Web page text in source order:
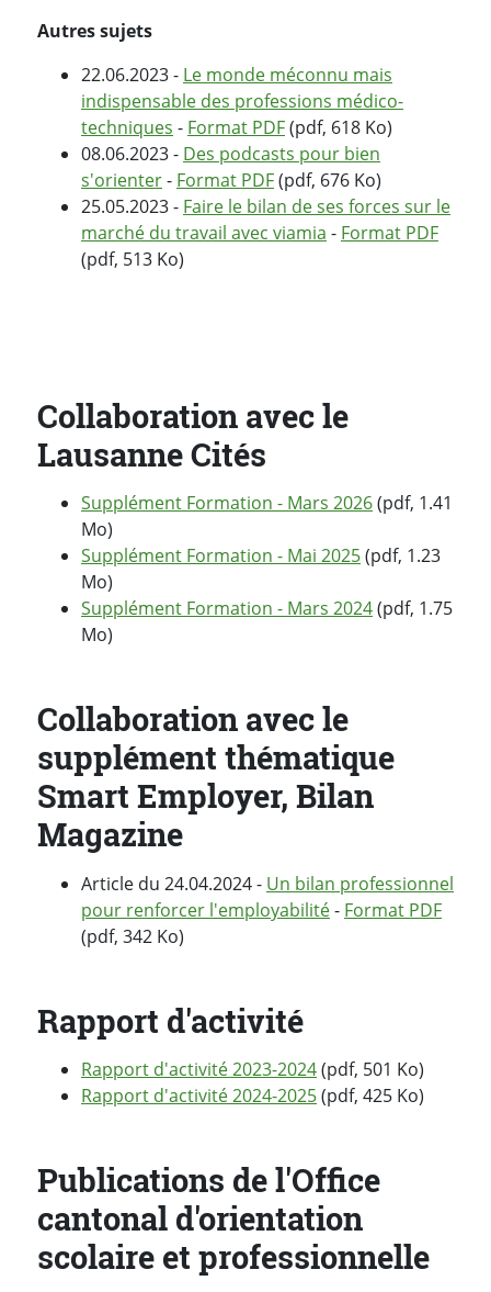
Autres sujets
22.06.2023 - Le monde méconnu mais
indispensable des professions médico-
techniques - Format PDF(pdf, 618 Ko)
08.06.2023 - Des podcasts pour bien
s'orienter- Format PDF(pdf, 676 Ko)
25.05.2023 - Faire le bilan de ses forces sur le
marché du travail avec viamia - Format PDF
(pdf, 513 Ko)
Collaboration avec le
Lausanne Cités
Supplément Formation - Mars 2026(pdf, 1.41
Mo)
Supplément Formation - Mai 2025(pdf, 1.23
Mo)
Supplément Formation - Mars 2024(pdf, 1.75
Mo)
Collaboration avec le
supplément thématique
Smart Employer, Bilan
Magazine
Article du 24.04.2024 - Un bilan professionnel
pour renforcer l'employabilité- Format PDF
(pdf, 342 Ko)
Rapport d'activité
Rapport d'activité 2023-2024(pdf, 501 Ko)
Rapport d'activité 2024-2025(pdf, 425 Ko)
Publications de l'Office
cantonal d'orientation
scolaire et professionnelle